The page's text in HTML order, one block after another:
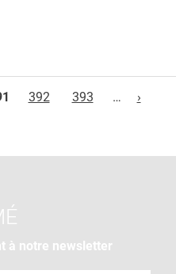
392 393 … ›
à notre newsletter